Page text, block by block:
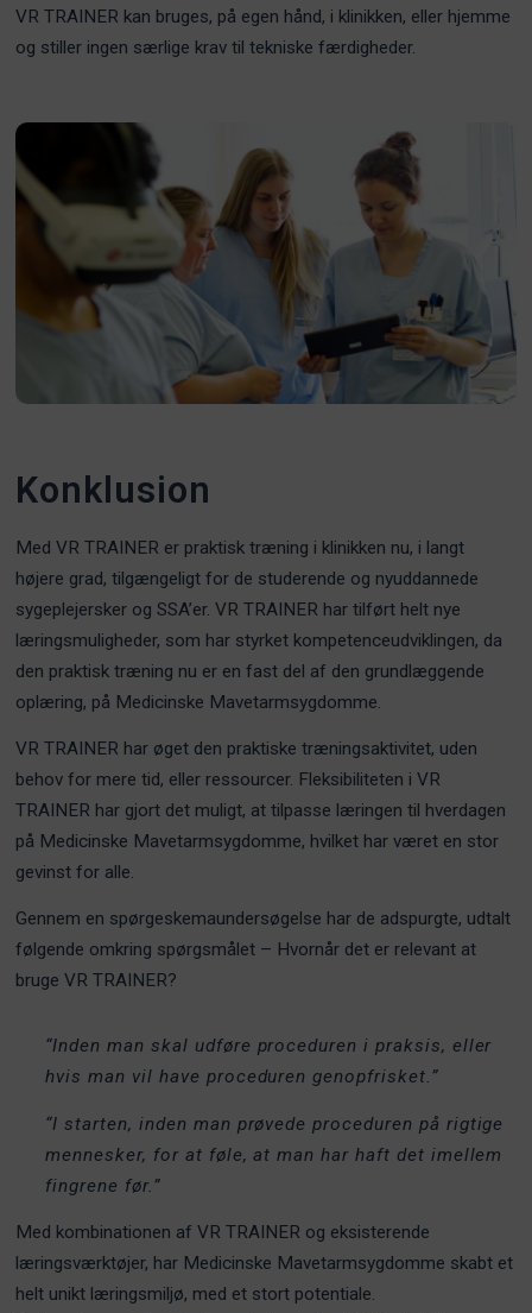
VR TRAINER kan bruges, på egen hånd, i klinikken, eller hjemme
og stiller ingen særlige krav til tekniske færdigheder.
Konklusion
Med VR TRAINER er praktisk træning i klinikken nu, i langt
højere grad, tilgængeligt for de studerende og nyuddannede
sygeplejersker og SSA’er. VR TRAINER har tilført helt nye
læringsmuligheder, som har styrket kompetenceudviklingen, da
den praktisk træning nu er en fast del af den grundlæggende
oplæring, på Medicinske Mavetarmsygdomme.
VR TRAINER har øget den praktiske træningsaktivitet, uden
behov for mere tid, eller ressourcer. Fleksibiliteten i VR
TRAINER har gjort det muligt, at tilpasse læringen til hverdagen
på Medicinske Mavetarmsygdomme, hvilket har været en stor
gevinst for alle.
Gennem en spørgeskemaundersøgelse har de adspurgte, udtalt
følgende omkring spørgsmålet – Hvornår det er relevant at
bruge VR TRAINER?
“Inden man skal udføre proceduren i praksis, eller
hvis man vil have proceduren genopfrisket.”
“I starten, inden man prøvede proceduren på rigtige
mennesker, for at føle, at man har haft det imellem
fingrene før.”
Med kombinationen af VR TRAINER og eksisterende
læringsværktøjer, har Medicinske Mavetarmsygdomme skabt et
helt unikt læringsmiljø, med et stort potentiale.